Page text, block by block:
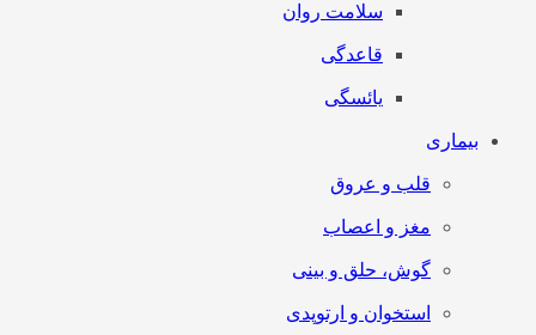
سلامت روان
قاعدگی
یائسگی
بیماری
قلب و عروق
مغز و اعصاب
گوش، حلق و بینی
استخوان و ارتوپدی